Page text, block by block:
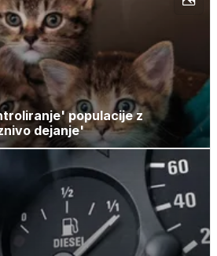
populacije z
dejanje'